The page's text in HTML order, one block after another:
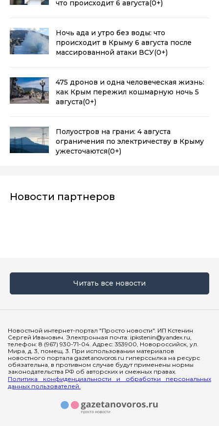
что происходит 6 августа(0+)
Ночь ада и утро без воды: что
происходит в Крыму 6 августа после
массированной атаки ВСУ(0+)
475 дронов и одна человеческая жизнь:
как Крым пережил кошмарную ночь 5
августа(0+)
Полуостров на грани: 4 августа
ограничения по электричеству в Крыму
ужесточаются(0+)
Новости партнеров
Читать все новости
Новостной интернет-портал "Просто новости". ИП Кстенин
Сергей Иванович. Электронная почта: ipkstenin@yandex.ru,
телефон: 8 (967) 930-71-04. Адрес: 353900, Новороссийск, ул.
Мира, д. 3, помещ. 3. При использовании материалов
новостного портала gazetanovoros.ru гиперссылка на ресурс
обязательна, в противном случае будут применены нормы
законодательства РФ об авторских и смежных правах.
Политика конфиденциальности и обработки персональных
данных пользователей.